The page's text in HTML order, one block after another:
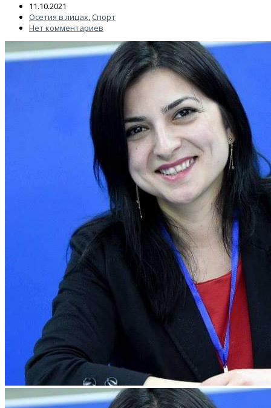
11.10.2021
Осетия в лицах,Спорт
Нет комментариев